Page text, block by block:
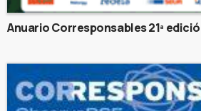
Anuario Corresponsables 21ª